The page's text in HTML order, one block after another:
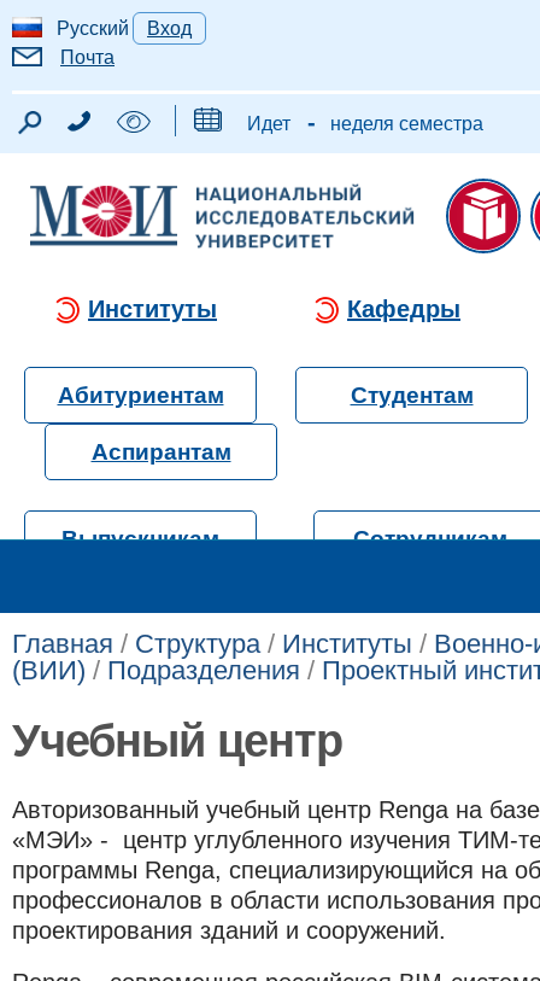
Русский
Вход
Почта
Идет - неделя семестра
Институты Кафедры
Абитуриентам Студентам
Аспирантам
Выпускникам Сотрудникам
Главная / Структура/ Институты / Военно-
(ВИИ) / Подразделения / Проектный
Учебный центр
Авторизованный учебный центр Renga на
«МЭИ» -
центр углубленного изучения ТИМ-
программы Renga, специализирующийся на
профессионалов в области использования
проектирования зданий и сооружений.